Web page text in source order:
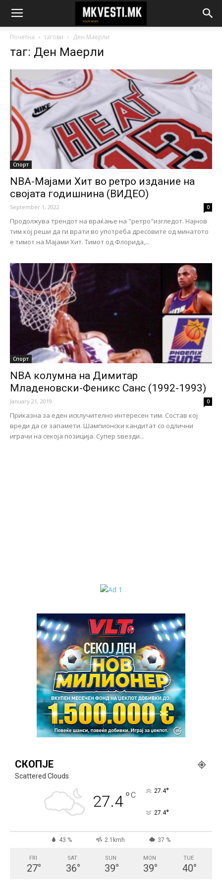
Почетна тагови Ден Маерли
таг: Ден Маерли
Спорт
NBA-Мајами Хит во ретро издание на
својата годишнина (ВИДЕО)
September 1, 2022 0
Продолжува трендот на враќање на "ретро"изгледот. Најнов
тим кој реши да ги врати во употреба дресовите од минатото
е тимот на Мајами Хит. Тимот од Флорида,...
Спорт
NBA колумна на Димитар
Младеновски-Феникс Санс (1992-1993)
January 21, 2019 0
Приказна за еден исклучително интересен тим. Состав кој
вреди да се запамети. Шампионски кандитат со одлични
играчи на секоја позиција. Супер ѕвезди...